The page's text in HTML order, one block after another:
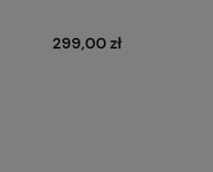
299,00 zł